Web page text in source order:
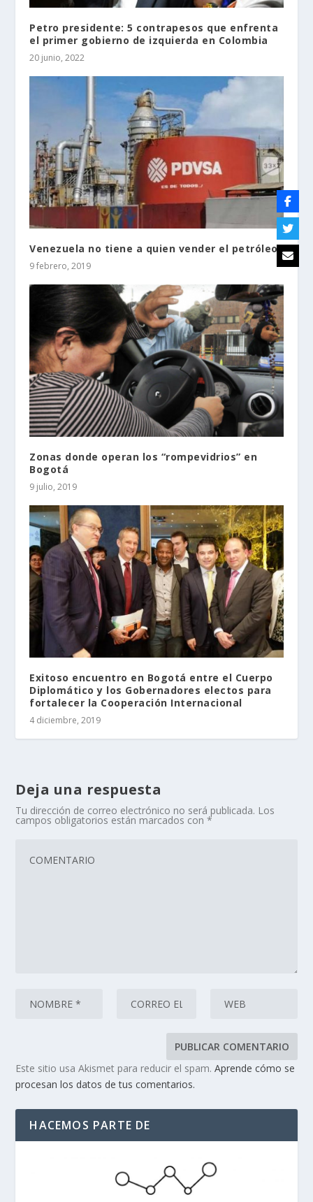
Petro presidente: 5 contrapesos que enfrenta
el primer gobierno de izquierda en Colombia
20 junio, 2022
Venezuela no tiene a quien vender el petróleo
9 febrero, 2019
Zonas donde operan los “rompevidrios” en
Bogotá
9 julio, 2019
Exitoso encuentro en Bogotá entre el Cuerpo
Diplomático y los Gobernadores electos para
fortalecer la Cooperación Internacional
4 diciembre, 2019
Deja una respuesta
Tu dirección de correo electrónico no será publicada. Los
campos obligatorios están marcados con*
Este sitio usa Akismet para reducir el spam.Aprende cómo se
procesan los datos de tus comentarios.
HACEMOS PARTE DE